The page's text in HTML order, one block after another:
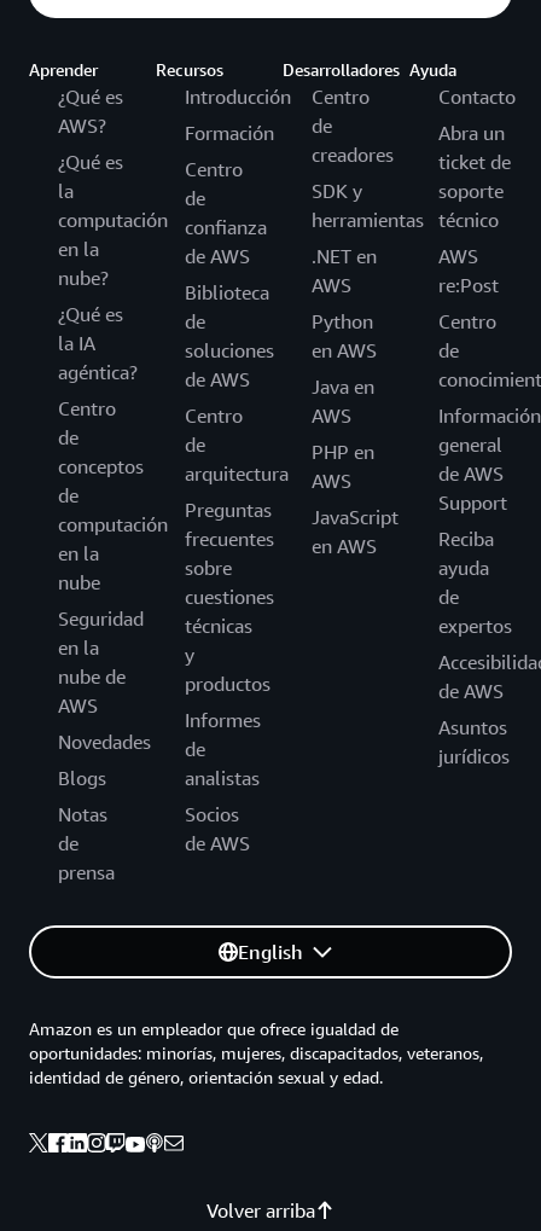
Aprender
¿Qué es
AWS?
¿Qué es
la
computación
en la
nube?
¿Qué es
la IA
agéntica?
Centro
de
conceptos
de
computación
en la
nube
Seguridad
en la
nube de
AWS
Novedades
Blogs
Notas
de
prensa
Recursos
Introducción
Formación
Centro
de
confianza
de AWS
Biblioteca
de
soluciones
de AWS
Centro
de
arquitectura
Preguntas
frecuentes
sobre
cuestiones
técnicas
y
productos
Informes
de
analistas
Socios
de AWS
Desarrolladores
Centro
de
creadores
SDK y
herramientas
.NET en
AWS
Python
en AWS
Java en
AWS
PHP en
AWS
JavaScript
en AWS
Ayuda
Contacto
Abra un
ticket de
soporte
técnico
AWS
re:Post
Centro
de
Información
general
de AWS
Support
Reciba
ayuda
de
expertos
de AWS
Asuntos
jurídicos
English
Volver arriba
Amazon es un empleador que ofrece igualdad de
oportunidades: minorías, mujeres, discapacitados, veteranos,
identidad de género, orientación sexual y edad.